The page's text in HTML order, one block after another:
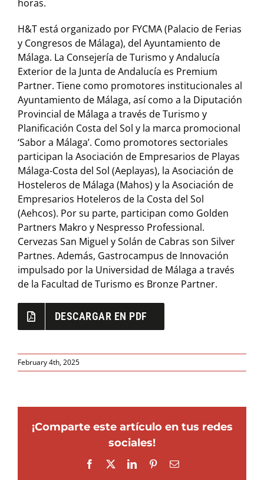
horas.
H&T está organizado por FYCMA (Palacio de Ferias
y Congresos de Málaga), del Ayuntamiento de
Málaga. La Consejería de Turismo y Andalucía
Exterior de la Junta de Andalucía es Premium
Partner. Tiene como promotores institucionales al
Ayuntamiento de Málaga, así como a la Diputación
Provincial de Málaga a través de Turismo y
Planificación Costa del Sol y la marca promocional
‘Sabor a Málaga’. Como promotores sectoriales
participan la Asociación de Empresarios de Playas
Málaga-Costa del Sol (Aeplayas), la Asociación de
Hosteleros de Málaga (Mahos) y la Asociación de
Empresarios Hoteleros de la Costa del Sol
(Aehcos). Por su parte, participan como Golden
Partners Makro y Nespresso Professional.
Cervezas San Miguel y Solán de Cabras son Silver
Partnes. Además, Gastrocampus de Innovación
impulsado por la Universidad de Málaga a través
de la Facultad de Turismo es Bronze Partner.
DESCARGAR EN PDF
February 4th, 2025
¡Comparte este artículo en tus redes
sociales!
Facebook LinkedInPinterestEmail